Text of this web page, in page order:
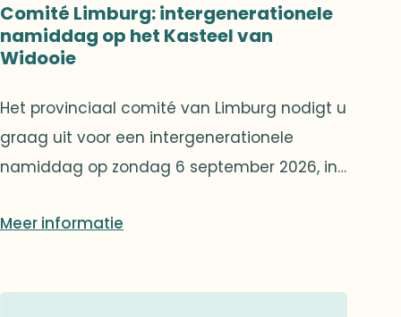
Comité Limburg: intergenerationele
namiddag op het Kasteel van
Widooie
Het provinciaal comité van Limburg nodigt u
graag uit voor een intergenerationele
namiddag op zondag 6 september 2026, in
familiale sfeer worden twee activiteiten
Meer informatie